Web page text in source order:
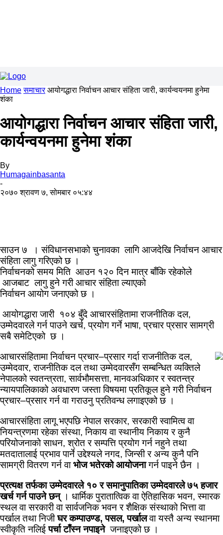
Home समाचार आयोगद्धारा निर्वाचन आचार संहिता जारी, कार्यन्वयनमा हुनेमा
शंका
आयोगद्धारा निर्वाचन आचार संहिता जारी,
कार्यन्वयनमा हुनेमा शंका
By
Humagainbasanta
-
२०७० श्रावण ७, सोमबार ०५:४४
साउन ७ । संविधानसभाको चुनावका लागि आजदेखि निर्वाचन आचार
संहिता लागु गरिएको छ ।
निर्वाचनको समय मिति आउन १२० दिन मात्र बाँकि रहेकोले
आजबाट लागु हुने गरी आचार संहिता ल्याएको
निर्वाचन आयोग जनाएको छ ।
आयोगद्धारा जारी १०४ बुँदे आचारसंहितामा राजनीतिक दल,
उम्मेदवारले गर्न पाउने खर्च, प्रयोग गर्ने भाषा, प्रचार प्रसार सामग्री
सबै समेटिएको छ ।
आचारसंहितामा निर्वाचन प्रचार–प्रसार गर्दा राजनीतिक दल,
उम्मेदवार, राजनीतिक दल तथा उम्मेदवारसँग सम्बन्धित व्यक्तिले
नेपालको स्वतन्त्रता, सार्वभौमसत्ता, मानवअधिकार र स्वतन्त्र
न्यायपालिकाको अवधारण जस्ता विषयमा प्रतिकूल हुने गरी निर्वाचन
प्रचार–प्रसार गर्न वा गराउनु प्रतिवन्ध लगाइएको छ ।
आचारसंहिता लागू भएपछि नेपाल सरकार, सरकारी स्वामित्व वा
नियन्त्रणमा रहेका संस्था, निकाय वा स्थानीय निकाय र कुनै
परियोजनाको साधन, श्रोत र सम्पत्ति प्रयोग गर्न नहुने तथा
मतदातालाई प्रभाव पार्ने उद्देश्यले नगद, जिन्सी र अन्य कुनै पनि
सामग्री वितरण गर्न वाभोज भतेरको आयोजनागर्न पाइने छैन ।
प्रत्यक्ष तर्फका उम्मेदवारले १० र समानुपातिका उम्मेदवारले ७५ हजार
खर्च गर्न पाउने छन्। धार्मिक पुरातात्विक वा ऐतिहासिक भवन, स्मारक
स्थल वा सरकारी वा सार्वजनिक भवन र शैक्षिक संस्थाको भित्ता वा
पर्खाल तथा निजीघर कम्पाउण्ड, पसल, पर्खालवा यस्तै अन्य स्थानमा
स्वीकृति नलिईपर्चा टाँस्न नपाइने जनाइएको छ ।